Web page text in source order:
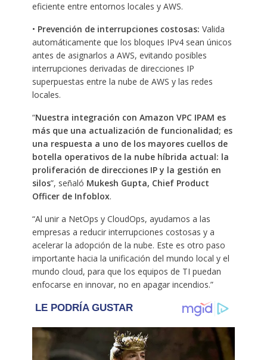
eficiente entre entornos locales y AWS.
• Prevención de interrupciones costosas: Valida
automáticamente que los bloques IPv4 sean únicos
antes de asignarlos a AWS, evitando posibles
interrupciones derivadas de direcciones IP
superpuestas entre la nube de AWS y las redes
locales.
“Nuestra integración con Amazon VPC IPAM es
más que una actualización de funcionalidad; es
una respuesta a uno de los mayores cuellos de
botella operativos de la nube híbrida actual: la
proliferación de direcciones IP y la gestión en
silos”, señaló Mukesh Gupta, Chief Product
Officer de Infoblox.
“Al unir a NetOps y CloudOps, ayudamos a las
empresas a reducir interrupciones costosas y a
acelerar la adopción de la nube. Este es otro paso
importante hacia la unificación del mundo local y el
mundo cloud, para que los equipos de TI puedan
enfocarse en innovar, no en apagar incendios.”